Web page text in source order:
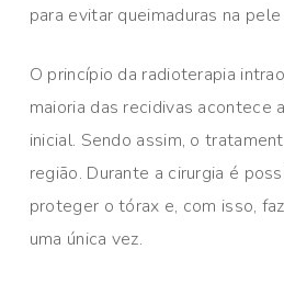
para evitar queimaduras na
O princípio da radioterapia
maioria das recidivas acontece
inicial. Sendo assim, o
região. Durante a cirurgia é
proteger o tórax e, com isso,
uma única vez.